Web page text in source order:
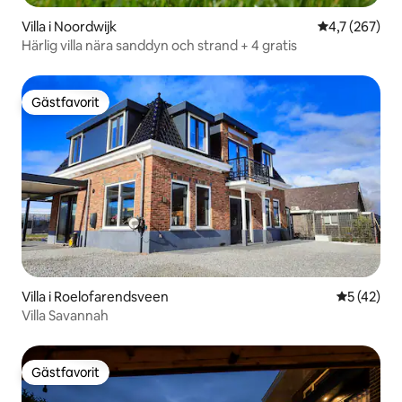
Villa i Noordwijk 4,7 av 5 i
4,7 (267)
Härlig villa nära sanddyn och strand + 4 gratis
Gästfavorit
Gästfavorit
Villa i Roelofarendsveen 5 av 5 i
5 (42)
Villa Savannah
Gästfavorit
Gästfavorit